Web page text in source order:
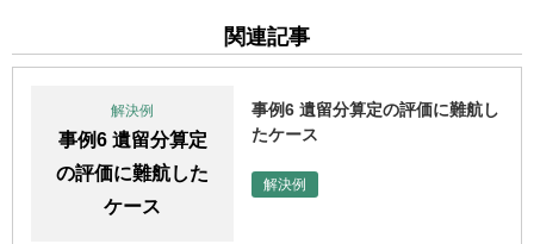
関連記事
解決例
事例6 遺留分算定
の評価に難航した
ケース
事例6 遺留分算定の評価に難航し
たケース
解決例